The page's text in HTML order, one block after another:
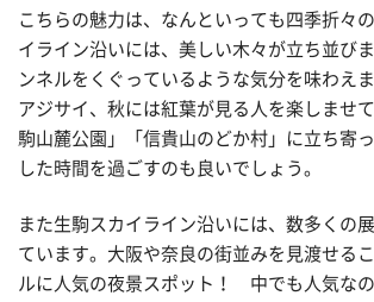
こちらの魅力は、なんといっても四季折々
イライン沿いには、美しい木々が立ち並び
ンネルをくぐっているような気分を味わえ
アジサイ、秋には紅葉が見る人を楽しませ
駒山麓公園」「信貴山のどか村」に立ち寄
した時間を過ごすのも良いでしょう。
また生駒スカイライン沿いには、数多くの
ています。大阪や奈良の街並みを見渡せる
ルに人気の夜景スポット！ 中でも人気な